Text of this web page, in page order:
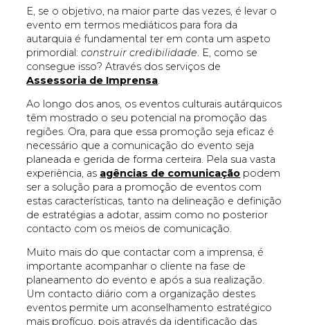
E, se o objetivo, na maior parte das vezes, é levar o
evento em termos mediáticos para fora da
autarquia é fundamental ter em conta um aspeto
primordial:construir credibilidade. E, como se
consegue isso? Através dos serviços de
Assessoria de Imprensa.
Ao longo dos anos, os eventos culturais autárquicos
têm mostrado o seu potencial na promoção das
regiões. Ora, para que essa promoção seja eficaz é
necessário que a comunicação do evento seja
planeada e gerida de forma certeira. Pela sua vasta
experiência, as agências de comunicação podem
ser a solução para a promoção de eventos com
estas características, tanto na delineação e definição
de estratégias a adotar, assim como no posterior
contacto com os meios de comunicação.
Muito mais do que contactar com a imprensa, é
importante acompanhar o cliente na fase de
planeamento do evento e após a sua realização.
Um contacto diário com a organização destes
eventos permite um aconselhamento estratégico
mais profícuo, pois através da identificação das